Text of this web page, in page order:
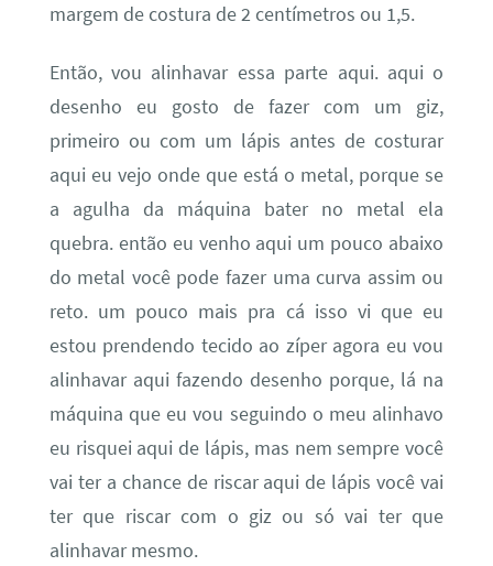
margem de costura de 2 centímetros ou 1,5.
Então, vou alinhavar essa parte aqui. aqui o
desenho eu gosto de fazer com um giz,
primeiro ou com um lápis antes de costurar
aqui eu vejo onde que está o metal, porque se
a agulha da máquina bater no metal ela
quebra. então eu venho aqui um pouco abaixo
do metal você pode fazer uma curva assim ou
reto. um pouco mais pra cá isso vi que eu
estou prendendo tecido ao zíper agora eu vou
alinhavar aqui fazendo desenho porque, lá na
máquina que eu vou seguindo o meu alinhavo
eu risquei aqui de lápis, mas nem sempre você
vai ter a chance de riscar aqui de lápis você vai
ter que riscar com o giz ou só vai ter que
alinhavar mesmo.